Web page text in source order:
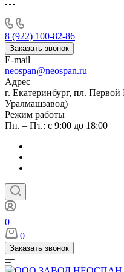
8 (922) 100-82-86
Заказать звонок
E-mail
neospan@neospan.ru
Адрес
г. Екатеринбург, пл.
Уралмашзавод)
Режим работы
Пн. – Пт.: с 9:00 до 18:00
0
0
Заказать звонок